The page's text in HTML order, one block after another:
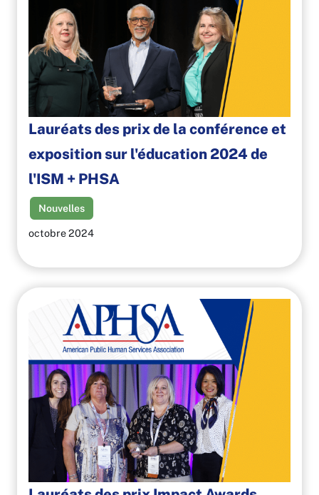
Lauréats des prix de la conférence et
exposition sur l'éducation 2024 de
l'ISM + PHSA
Nouvelles
octobre 2024